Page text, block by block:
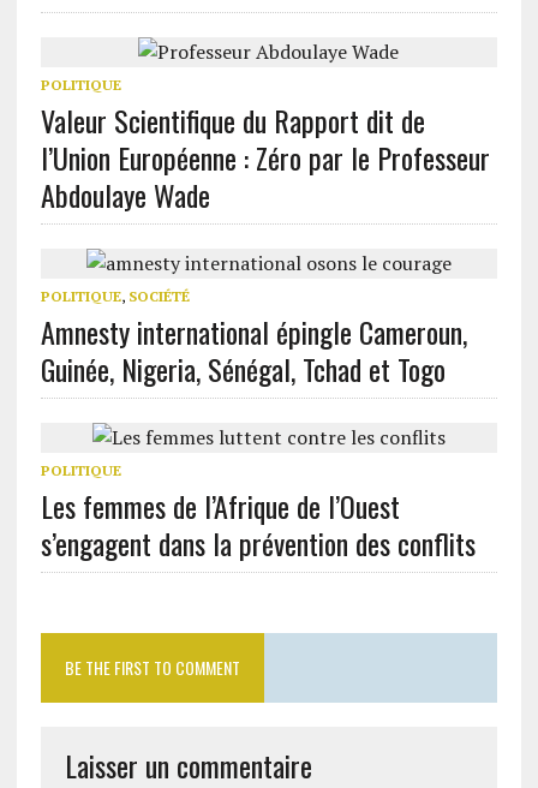
POLITIQUE
Valeur Scientifique du Rapport dit de
l’Union Européenne : Zéro par le Professeur
Abdoulaye Wade
POLITIQUE, SOCIÉTÉ
Amnesty international épingle Cameroun,
Guinée, Nigeria, Sénégal, Tchad et Togo
POLITIQUE
Les femmes de l’Afrique de l’Ouest
s’engagent dans la prévention des conflits
BE THE FIRST TO COMMENT
Laisser un commentaire